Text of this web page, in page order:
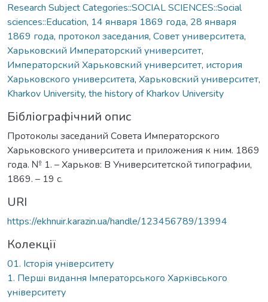
Research Subject Categories::SOCIAL SCIENCES::Social
sciences::Education, 14 января 1869 года, 28 января
1869 года, протокол заседания, Совет университета,
Харьковский Императорский университет,
Императорский Харьковский университет, история
Харьковского университета, Харьковский университет,
Kharkov University, the history of Kharkov University
Бібліографічний опис
Протоколы заседаний Совета Императорского
Харьковского университета и приложения к ним. 1869
года. № 1. – Харьков: В Университетской типографии,
1869. – 19 с.
URI
https://ekhnuir.karazin.ua/handle/123456789/13994
Колекції
01. Історія університету
1. Перші видання Імператорського Харківського
університету